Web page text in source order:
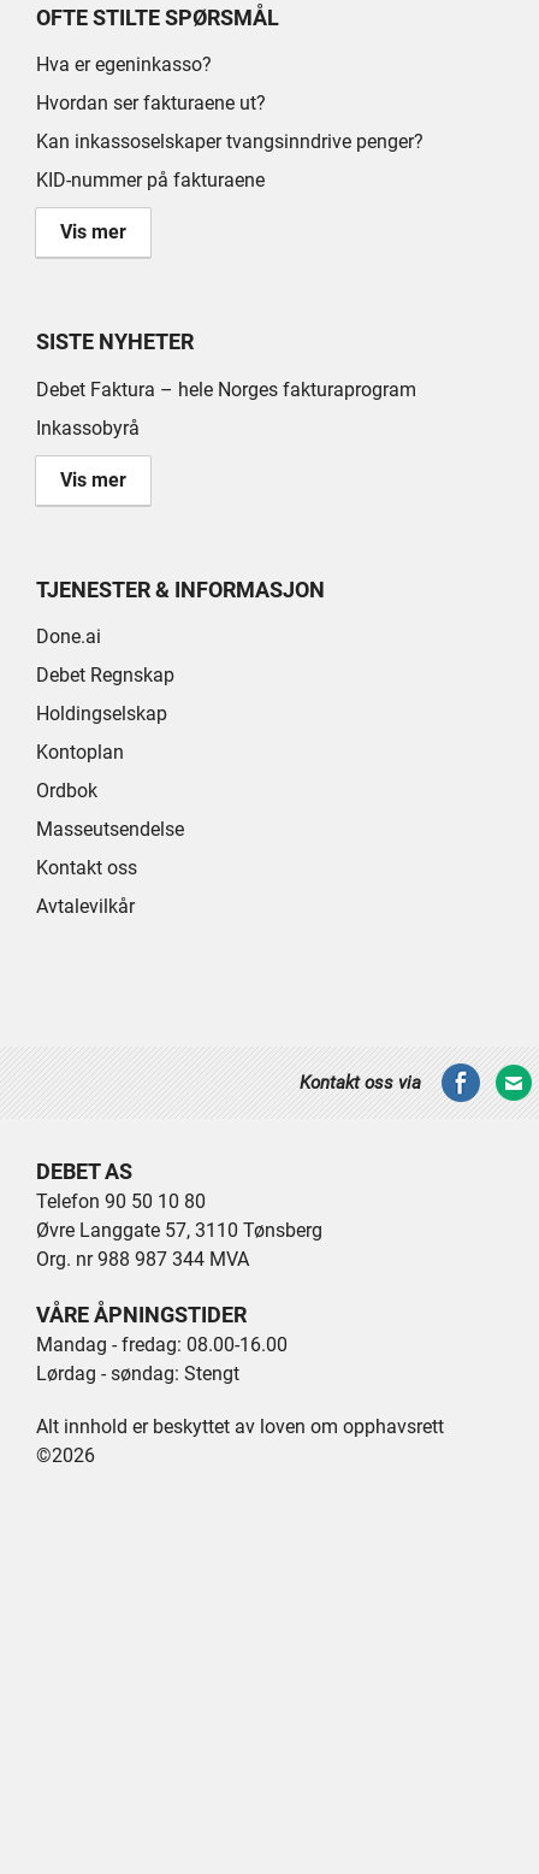
OFTE STILTE SPØRSMÅL
Hva er egeninkasso?
Hvordan ser fakturaene ut?
Kan inkassoselskaper tvangsinndrive penger?
KID-nummer på fakturaene
Vis mer
SISTE NYHETER
Debet Faktura – hele Norges fakturaprogram
Inkassobyrå
Vis mer
TJENESTER & INFORMASJON
Done.ai
Debet Regnskap
Holdingselskap
Kontoplan
Ordbok
Masseutsendelse
Kontakt oss
Avtalevilkår
Kontakt oss via
DEBET AS
Telefon 90 50 10 80
Øvre Langgate 57, 3110 Tønsberg
Org. nr 988 987 344 MVA
VÅRE ÅPNINGSTIDER
Mandag - fredag: 08.00-16.00
Lørdag - søndag: Stengt
Alt innhold er beskyttet av loven om opphavsrett
©2026